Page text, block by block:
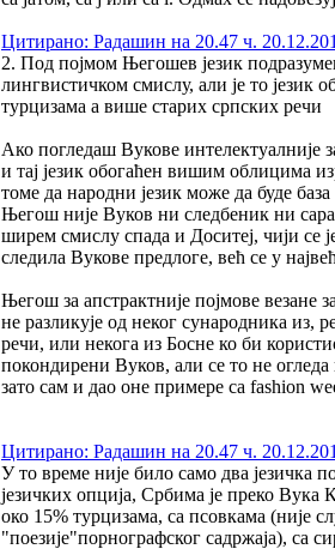
Цитирано: Радашин на 20.47 ч.
2. Под појмом Његошев језик
лингвистичком смислу, али је то
турцизама а више старих српских речи
Ако погледаш Вукове интелектуалније
и тај језик обогаћен вишим облицима
томе да народни језик може да буде
Његош није Вуков ни следбеник ни
ширем смислу спада и Доситеј, чији се
следила Вукове предлоге, већ се у
Његош за апстрактније појмове везане
не разликује од неког сународника из,
речи, или некога из Босне ко би
покондирени Вуков, али се то не
зато сам и дао оне примере са fashion
Цитирано: Радашин на 20.47 ч.
У то време није било само два језичка
језичких опција, Србима је преко Вука
око 15% турцизама, са псовкама (није
"поезије"порнографског садржаја), са